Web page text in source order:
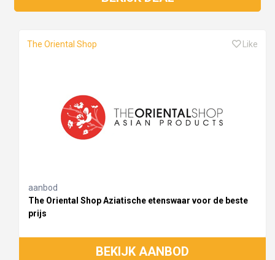
The Oriental Shop Like
aanbod
The Oriental Shop Aziatische etenswaar voor de beste
prijs
BEKIJK AANBOD